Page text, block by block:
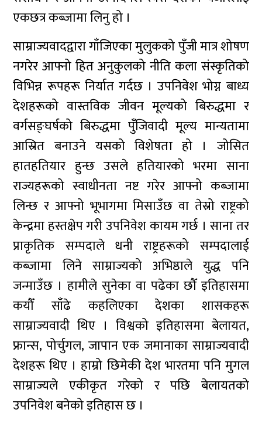
एकछत्र कब्जामा लिनु हो ।
साम्राज्यवादद्वारा गाँजिएका मुलुकको पुँजी मात्र शोषण
नगरेर आफ्नो हित अनुकुलको नीति कला संस्कृतिको
विभिन्न रूपहरू निर्यात गर्दछ । उपनिवेश भोग्न बाध्य
देशहरूको वास्तविक जीवन मूल्यको बिरुद्धमा र
वर्गसङ्घर्षको बिरुद्धमा पुँजिवादी मूल्य मान्यतामा
आस्रित बनाउने यसको विशेषता हो । जोसित
हातहतियार हुन्छ उसले हतियारको भरमा साना
राज्यहरूको स्वाधीनता नष्ट गरेर आफ्नो कब्जामा
लिन्छ र आफ्नो भूभागमा मिसाउँछ वा तेस्रो राष्ट्रको
केन्द्रमा हस्तक्षेप गरी उपनिवेश कायम गर्छ । साना तर
प्राकृतिक सम्पदाले धनी राष्ट्रहरूको सम्पदालाई
कब्जामा लिने साम्राज्यको अभिष्ठाले युद्ध पनि
जन्माउँछ । हामीले सुनेका वा पढेका छौँ इतिहासमा
कयौँ साँढे कहलिएका देशका शासकहरू
साम्राज्यवादी थिए । विश्वको इतिहासमा बेलायत,
फ्रान्स, पोर्चुगल, जापान एक जमानाका साम्राज्यवादी
देशहरू थिए । हाम्रो छिमेकी देश भारतमा पनि मुगल
साम्राज्यले एकीकृत गरेको र पछि बेलायतको
उपनिवेश बनेको इतिहास छ ।